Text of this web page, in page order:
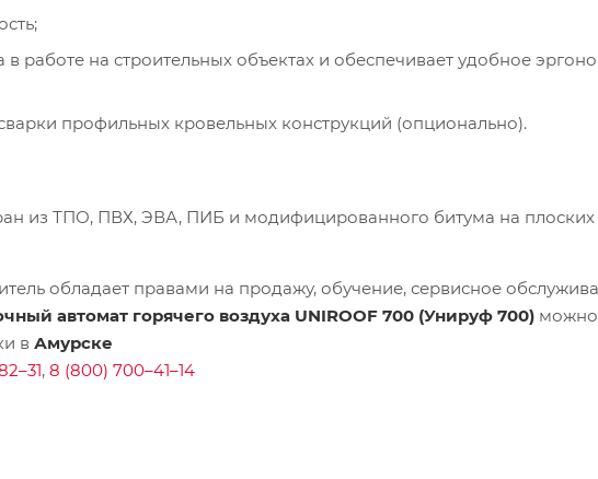
работе на строительных объектах и обеспечивает удобное
профильных кровельных конструкций (опционально).
из ТПО, ПВХ, ЭВА, ПИБ и модифицированного битума на плоских
обладает правами на продажу, обучение, сервисное
автомат горячего воздуха UNIROOF 700 (Унируф 700) можно
в Амурске
, 8 (800) 700–41–14